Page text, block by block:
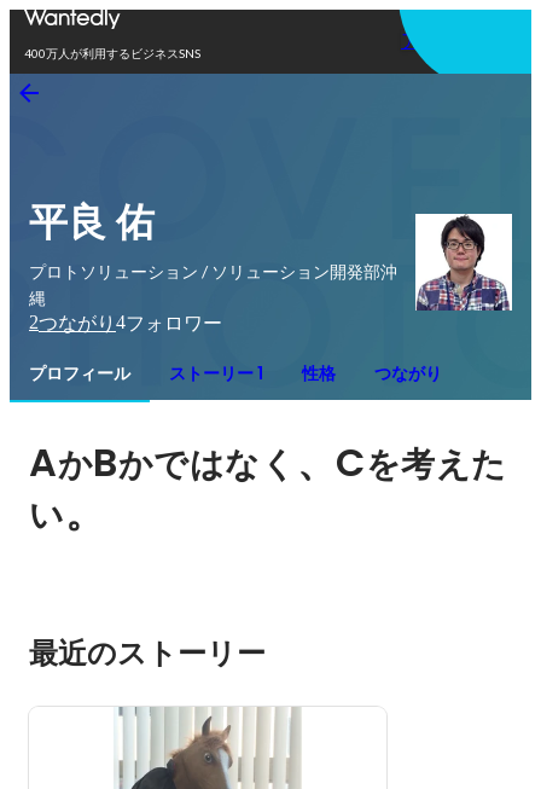
400万人が利用するビジネスSNS
アプリを使う
平良 佑
プロトソリューション / ソリューション開発部沖
縄
2つながり 4フォロワー
プロフィール ストーリー 1 性格 つながり
AかBかではなく 、Cを考えた
い。
最近のストーリー